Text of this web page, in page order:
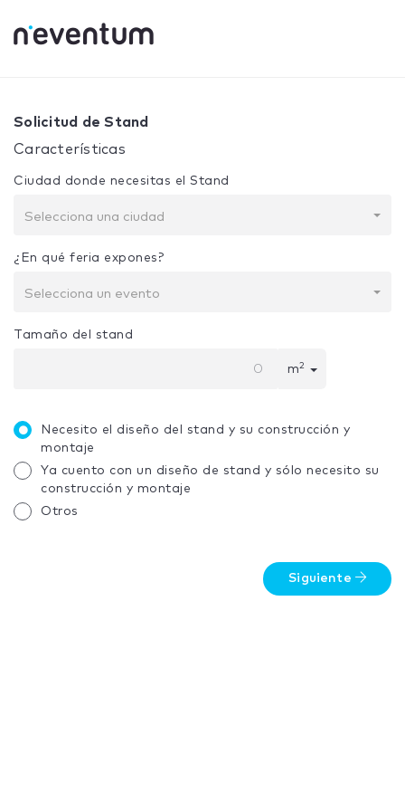
Tu selección: Diseño + Construcción
Solicitud de Stand
Características
Ciudad donde necesitas el Stand
Selecciona una ciudad
¿En qué feria expones?
Selecciona un evento
Tamaño del stand
m2
Necesito el diseño del stand y su construcción y
montaje
Ya cuento con un diseño de stand y sólo necesito su
construcción y montaje
Otros
Siguiente